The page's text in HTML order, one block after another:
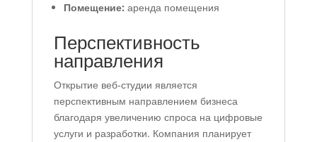
Помещение: аренда помещения
Перспективность
направления
Открытие веб-студии является
перспективным направлением бизнеса
благодаря увеличению спроса на цифровые
услуги и разработки. Компания планирует